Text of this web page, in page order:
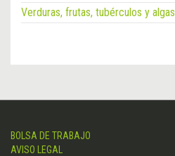
Verduras, frutas, tubérculos y algas
BOLSA DE TRABAJO
AVISO LEGAL